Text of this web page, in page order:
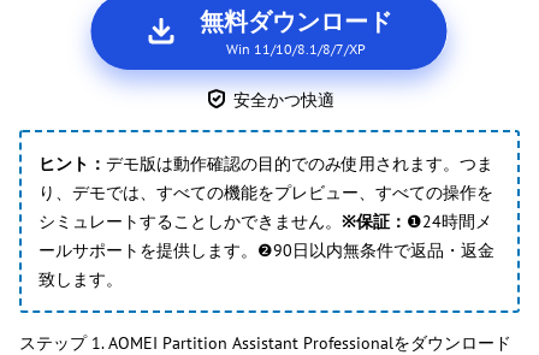
無料ダウンロード
Win 11/10/8.1/8/7/XP
安全かつ快適
ヒント： デモ版は動作確認の目的でのみ使用されます。つま
り、デモでは、すべての機能をプレビュー、すべての操作を
シミュレートすることしかできません。 ※保証： ❶24時間メ
ールサポートを提供します。❷90日以内無条件で返品・返金
致します。
ステップ 1. AOMEI Partition Assistant Professionalをダウンロード